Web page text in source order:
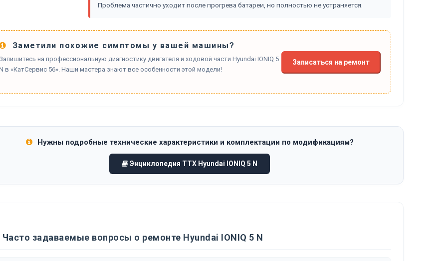
Проблема частично уходит после прогрева батареи, но полностью не устраняется.
Заметили похожие симптомы у вашей машины?
на профессиональную диагностику двигателя и ходовой части Hyundai IONIQ 5
в «КатСервис 56». Наши мастера знают все особенности этой модели!
Записаться на ремонт
Нужны подробные технические характеристики и комплектации по модификациям?
Энциклопедия ТТХ Hyundai IONIQ 5 N
Часто задаваемые вопросы о ремонте Hyundai IONIQ 5 N